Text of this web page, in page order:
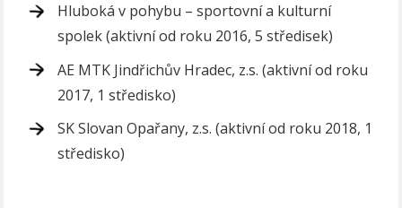
Hluboká v pohybu – sportovní a kulturní
spolek (aktivní od roku 2016, 5 středisek)
AE MTK Jindřichův Hradec, z.s. (aktivní od roku
2017, 1 středisko)
SK Slovan Opařany, z.s. (aktivní od roku 2018, 1
středisko)